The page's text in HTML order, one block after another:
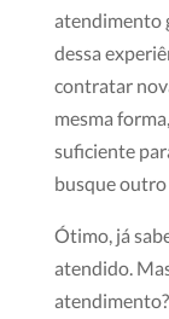
atendimento
dessa
contratar
mesma
suficiente
busque
Ótimo, já
atendido.